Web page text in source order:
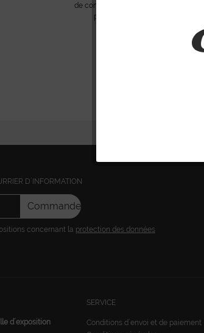
de consulter les prix et de pouvoir
poursuivre vos achats.
D´INFORMATION
Commandez
concernant la protection des données
d´exposition
SERVICE
Conditions d´envoi et de paiement